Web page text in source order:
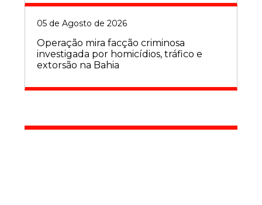
05 de Agosto de 2026
Operação mira facção criminosa
investigada por homicídios, tráfico e
extorsão na Bahia